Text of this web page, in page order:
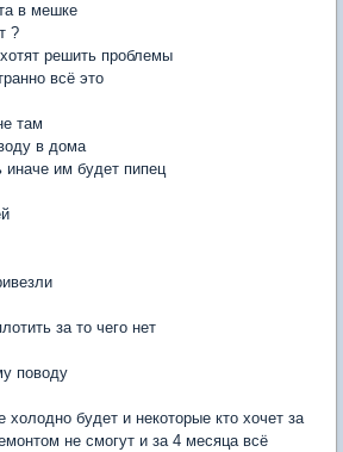
в мешке
?
решить проблемы
всё это
там
в дома
им будет пипец
за то чего нет
поводу
холодно будет и некоторые кто хочет за
не смогут и за 4 месяца всё